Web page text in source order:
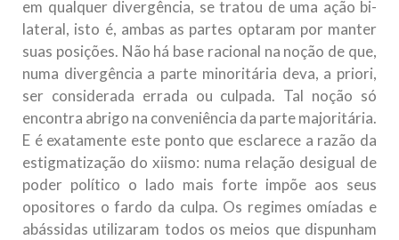
em qualquer divergência, se tratou de uma ação bi-
lateral, isto é, ambas as partes optaram por manter
suas posições. Não há base racional na noção de que,
numa divergência a parte minoritária deva, a priori,
ser considerada errada ou culpada. Tal noção só
encontra abrigo na conveniência da parte majoritária.
E é exatamente este ponto que esclarece a razão da
estigmatização do xiismo: numa relação desigual de
poder político o lado mais forte impõe aos seus
opositores o fardo da culpa. Os regimes omíadas e
abássidas utilizaram todos os meios que dispunham